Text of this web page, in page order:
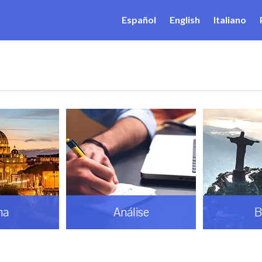
Español English Italiano
Análise